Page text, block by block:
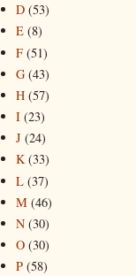
D (53)
E (8)
F (51)
G (43)
H (57)
I (23)
J (24)
K (33)
L (37)
M (46)
N (30)
O (30)
P (58)